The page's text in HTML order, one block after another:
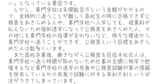
い」となっている要因です。
しかし、専門学校は年間数百万という金額がかかるの
で、金銭的に通うことが難しく高校生の時に合格できず公
務員をあきらめる人や、専門学校へ入学しても、授業料が
払えないため強制退学になって公務員をあきらめた人、そ
の他にも専門学校の指導が合わないなど、様々な理由から
専門学校へ通うことができず、公務員という目標をあきら
めた人は数多くいます。
また高校卒業後、働きながら公務員を目指す社会人は、
専門学校へ通う時間が取れないため仕事の合間に独学で勉
強するなど専門学校の通学の有無や公務員試験対策の情報
を保有しているかの有無で試験に対する有利不利という状
況ができてしまっています。